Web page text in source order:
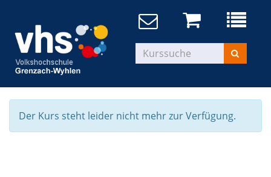
Der Kurs steht leider nicht mehr zur Verfügung.